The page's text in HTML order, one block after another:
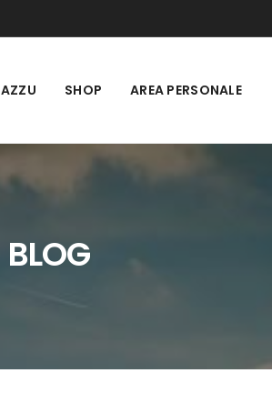
SHOP AREA PERSONALE
BLOG